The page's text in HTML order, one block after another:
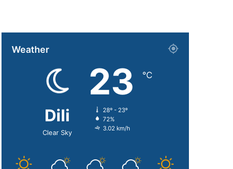
Weather
Dili
Clear Sky
23 ℃
28º - 23º
72%
3.02 km/h